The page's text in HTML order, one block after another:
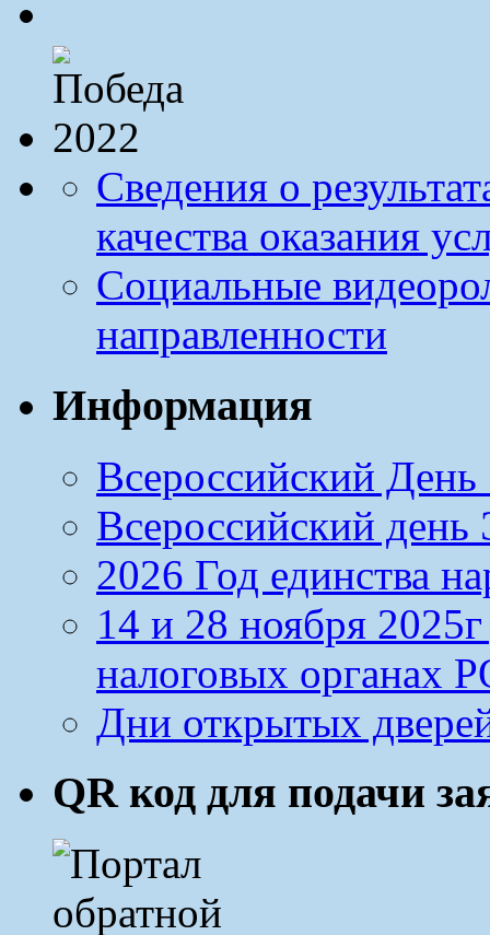
Сведения о
качества оказания
Социальные
направленности
Информация
Всероссийский День
Всероссийский день
2026 Год единства
14 и 28 ноября
налоговых органах
Дни открытых
QR код для подачи